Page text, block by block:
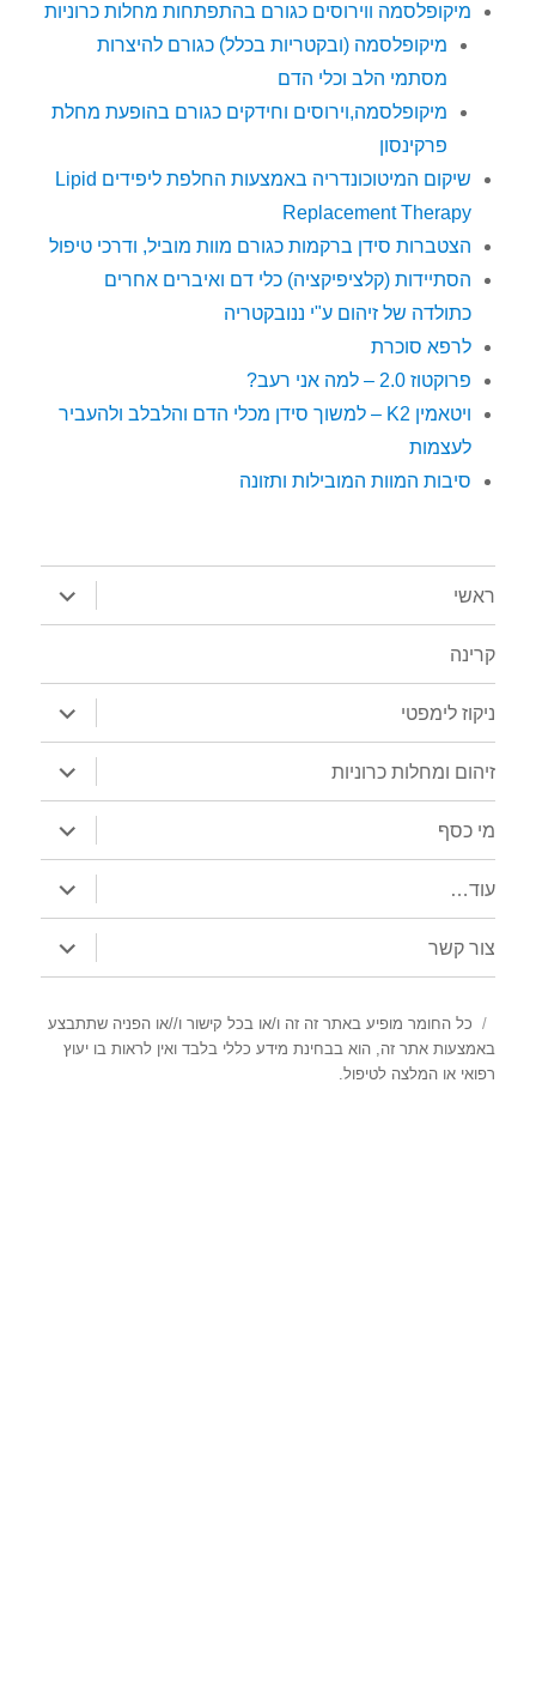
מיקופלסמה ווירוסים כגורם בהתפתחות מחלות כרוניות
מיקופלסמה (ובקטריות בכלל) כגורם להיצרות
מסתמי הלב וכלי הדם
מיקופלסמה,וירוסים וחידקים כגורם בהופעת מחלת
פרקינסון
שיקום המיטוכונדריה באמצעות החלפת ליפידים Lipid
Replacement Therapy
הצטברות סידן ברקמות כגורם מוות מוביל, ודרכי טיפול
הסתיידות (קלציפיקציה) כלי דם ואיברים אחרים
כתולדה של זיהום ע"י ננובקטריה
לרפא סוכרת
פרוקטוז 2.0 – למה אני רעב?
ויטאמין K2 – למשוך סידן מכלי הדם והלבלב ולהעביר
לעצמות
סיבות המוות המובילות ותזונה
ראשי
תפריט
קרינה
ניקוז לימפטי
תפריט
זיהום ומחלות כרוניות
תפריט
מי כסף
תפריט
עוד…
תפריט
צור קשר
תפריט
כל החומר מופיע באתר זה זה ו/או בכל קישור ו//או הפניה שתתבצע
באמצעות אתר זה, הוא בבחינת מידע כללי בלבד ואין לראות בו יעוץ
רפואי או המלצה לטיפול.